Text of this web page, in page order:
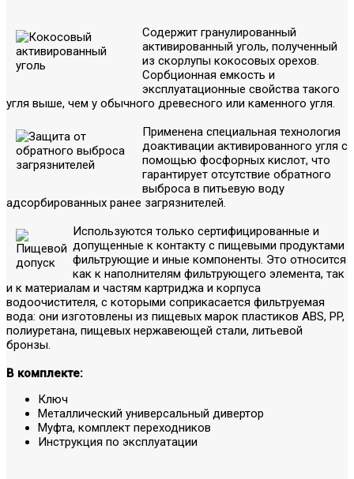
Содержит гранулированный
активированный уголь, полученный
из скорлупы кокосовых орехов.
Сорбционная емкость и
эксплуатационные свойства такого
угля выше, чем у обычного древесного или каменного угля.
Применена специальная технология
доактивации активированного угля с
помощью фосфорных кислот, что
гарантирует отсутствие обратного
выброса в питьевую воду
адсорбированных ранее загрязнителей.
Используются только сертифицированные и
допущенные к контакту с пищевыми продуктами
фильтрующие и иные компоненты. Это относится
как к наполнителям фильтрующего элемента, так
и к материалам и частям картриджа и корпуса
водоочистителя, с которыми соприкасается фильтруемая
вода: они изготовлены из пищевых марок пластиков ABS, PP,
полиуретана, пищевых нержавеющей стали, литьевой
бронзы.
В комплекте:
Ключ
Металлический универсальный дивертор
Муфта, комплект переходников
Инструкция по эксплуатации